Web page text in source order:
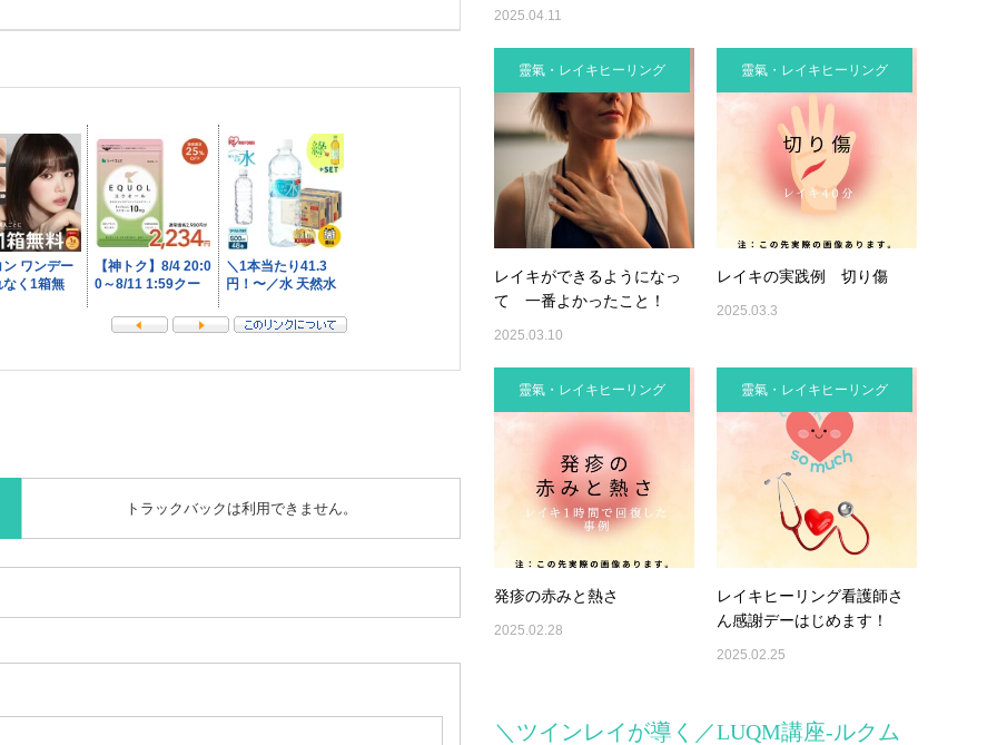
トラックバックは利用できません。
2025.04.11
靈氣・レイキヒーリング
レイキができるようになっ
て 一番よかったこと！
2025.03.10
靈氣・レイキヒーリング
レイキの実践例 切り傷
2025.03.3
靈氣・レイキヒーリング
発疹の赤みと熱さ
2025.02.28
靈氣・レイキヒーリング
レイキヒーリング看護師さ
ん感謝デーはじめます！
2025.02.25
＼ツインレイが導く／LUQM講座-ルクム